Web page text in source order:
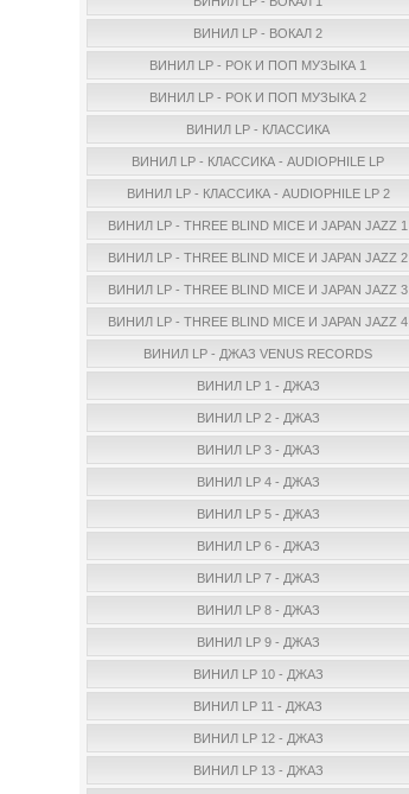
ВИНИЛ LP - ВОКАЛ 2
ВИНИЛ LP - РОК И ПОП МУЗЫКА 1
ВИНИЛ LP - РОК И ПОП МУЗЫКА 2
ВИНИЛ LP - КЛАССИКА
ВИНИЛ LP - КЛАССИКА - AUDIOPHILE LP
ВИНИЛ LP - КЛАССИКА - AUDIOPHILE LP 2
ВИНИЛ LP - THREE BLIND MICE И JAPAN JAZZ 1
ВИНИЛ LP - THREE BLIND MICE И JAPAN JAZZ 2
ВИНИЛ LP - THREE BLIND MICE И JAPAN JAZZ 3
ВИНИЛ LP - THREE BLIND MICE И JAPAN JAZZ 4
ВИНИЛ LP - ДЖАЗ VENUS RECORDS
ВИНИЛ LP 1 - ДЖАЗ
ВИНИЛ LP 2 - ДЖАЗ
ВИНИЛ LP 3 - ДЖАЗ
ВИНИЛ LP 4 - ДЖАЗ
ВИНИЛ LP 5 - ДЖАЗ
ВИНИЛ LP 6 - ДЖАЗ
ВИНИЛ LP 7 - ДЖАЗ
ВИНИЛ LP 8 - ДЖАЗ
ВИНИЛ LP 9 - ДЖАЗ
ВИНИЛ LP 10 - ДЖАЗ
ВИНИЛ LP 11 - ДЖАЗ
ВИНИЛ LP 12 - ДЖАЗ
ВИНИЛ LP 13 - ДЖАЗ